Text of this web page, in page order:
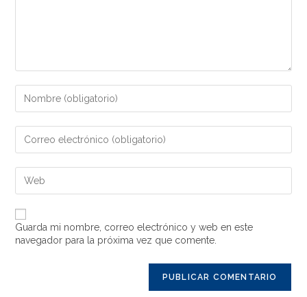
Guarda mi nombre, correo electrónico y web en este
navegador para la próxima vez que comente.